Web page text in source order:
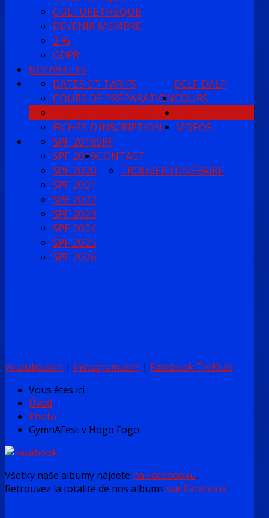
CULTURETHÈQUE
DEVENIR MEMBRE
2 %
GDPR
NOUVELLES
DELF DALF
DATES ET TARIFS
COURS DE PRÉPARATIONCOURS
SLOVAK FOR FOREIGNERS
FICHES D’INSCRIPTION
VIDEOS
SPF
SPF 2018
SPF 2019
SPF 2020
SPF 2021
SPF 2022
SPF 2023
SPF 2024
SPF 2025
SPF 2026
CONTACT
TROUVER ITINÉRAIRE
youtube.com | instagram.com | Facebook TreKlub
Vous êtes ici :
Úvod
Photo
GymnAFest v Hogo Fogo
Všetky naše albumy nájdete na Facebooku.
Retrouvez la totalité de nos albums sur Facebook.